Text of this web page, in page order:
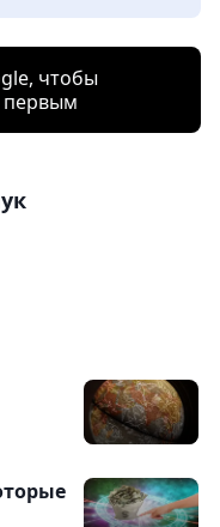
чтобы
первым